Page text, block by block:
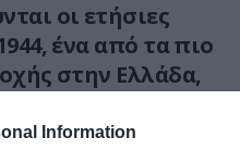
Information
οι ετήσιες
ένα από τα πιο
στην Ελλάδα,